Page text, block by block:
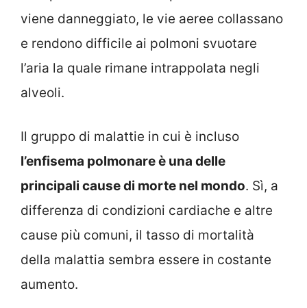
viene danneggiato, le vie aeree collassano
e rendono difficile ai polmoni svuotare
l’aria la quale rimane intrappolata negli
alveoli.
Il gruppo di malattie in cui è incluso
l’enfisema polmonare è una delle
principali cause di morte nel mondo. Sì, a
differenza di condizioni cardiache e altre
cause più comuni, il tasso di mortalità
della malattia sembra essere in costante
aumento.